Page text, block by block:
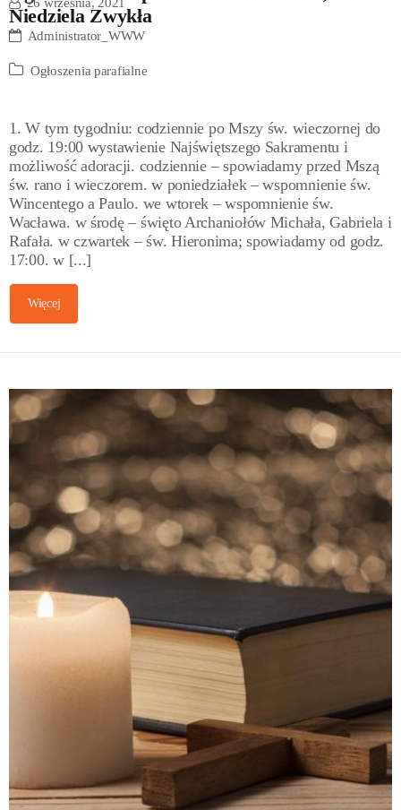
Niedziela Zwykła
Administrator_WWW
Ogłoszenia parafialne
1. W tym tygodniu: codziennie po Mszy św. wieczornej do
godz. 19:00 wystawienie Najświętszego Sakramentu i
możliwość adoracji. codziennie – spowiadamy przed Mszą
św. rano i wieczorem. w poniedziałek – wspomnienie św.
Wincentego a Paulo. we wtorek – wspomnienie św.
Wacława. w środę – święto Archaniołów Michała, Gabriela i
Rafała. w czwartek – św. Hieronima; spowiadamy od godz.
17:00. w [...]
Więcej